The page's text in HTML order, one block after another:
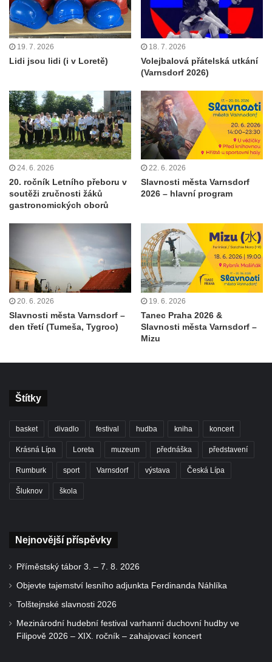
19. 7. 2026
Lidi jsou lidi (i v Loretě)
18. 7. 2026
Volejbalová přátelská utkání
(Varnsdorf 2026)
24. 6. 2026
20. ročník Letního přeboru v
soutěži zručnosti žáků
gastronomických oborů
22. 6. 2026
Slavnosti města Varnsdorf
2026 – hlavní program
20. 6. 2026
Slavnosti města Varnsdorf –
den třetí (Tumeša, Tygroo)
19. 6. 2026
Tanec Praha 2026 &
Slavnosti města Varnsdorf –
Mizu
Štítky
basket divadlo festival hudba kniha koncert
Krásná Lípa Loreta muzeum přednáška představení
Rumburk sport Varnsdorf výstava Česká Lípa
Šluknov škola
Nejnovější příspěvky
Příměstský tábor 3. – 7. 8. 2026
Objevte tajemství lesního adjunkta Ferdinanda Náhlíka
Tolštejnské slavnosti 2026
Mezinárodní hudební festival varhanní duchovní hudby ve
Filipově 2026 – XIX. ročník – zahajovací koncert